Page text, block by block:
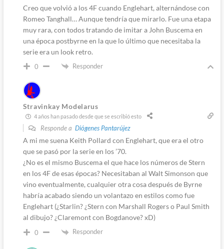
Creo que volvió a los 4F cuando Englehart, alternándose con
Romeo Tanghall… Aunque tendría que mirarlo. Fue una etapa
muy rara, con todos tratando de imitar a John Buscema en
una época postbyrne en la que lo último que necesitaba la
serie era un look retro.
0 Responder
Stravinkay Modelarus
4 años han pasado desde que se escribió esto
Responde a Diógenes Pantarújez
A mi me suena Keith Pollard con Englehart, que era el otro
que se pasó por la serie en los ’70.
¿No es el mismo Buscema el que hace los números de Stern
en los 4F de esas épocas? Necesitaban al Walt Simonson que
vino eventualmente, cualquier otra cosa después de Byrne
habría acabado siendo un volantazo en estilos como fue
Englehart (¿Starlin? ¿Stern con Marshall Rogers o Paul Smith
al dibujo? ¿Claremont con Bogdanove? xD)
0 Responder